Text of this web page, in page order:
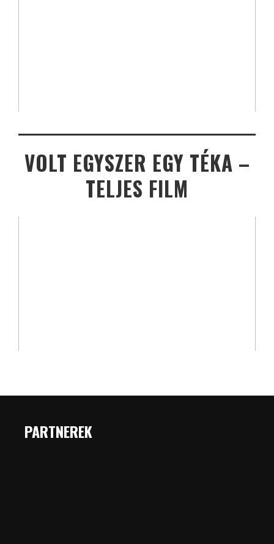
VOLT EGYSZER EGY TÉKA –
TELJES FILM
PARTNEREK